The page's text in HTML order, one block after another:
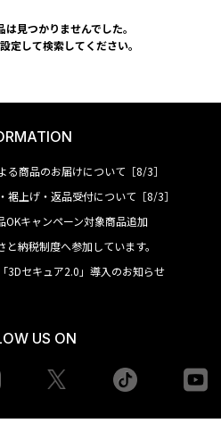
見つかりませんでした。
定して検索してください。
る商品のお届けについて［8/3］
裾上げ・返品受付について［8/3］
OKキャンペーン対象商品追加
と納税制度へ参加しています。
3Dセキュア2.0」導入のお知らせ
US ON
Instagram tiktok